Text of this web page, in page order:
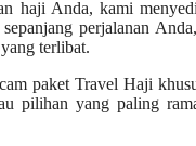
haji Anda, kami
perjalanan
terlibat.
paket Travel Haji
pilihan yang paling